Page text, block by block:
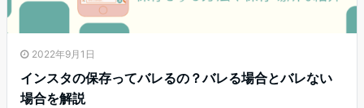
2022年9月1日
インスタの保存ってバレるの？バレる場合とバレない
場合を解説